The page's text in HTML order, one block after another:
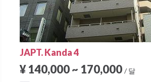
JAPT. Kanda 4
¥ 140,000 ~ 170,000 / 달